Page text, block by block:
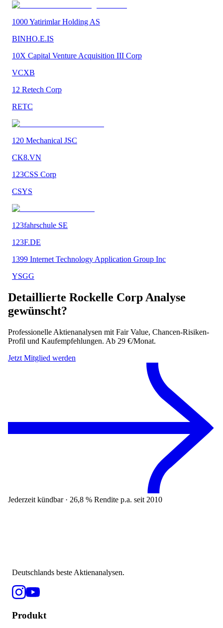
1000 Yatirimlar Holding AS
BINHO.E.IS
10X Capital Venture Acquisition III Corp
VCXB
12 Retech Corp
RETC
120 Mechanical JSC
CK8.VN
123CSS Corp
CSYS
123fahrschule SE
123F.DE
1399 Internet Technology Application Group Inc
YSGG
Detaillierte Rockelle CorpAnalyse
gewünscht?
Professionelle Aktienanalysen mit Fair Value, Chancen-Risiken-
Profil und Kaufempfehlungen. Ab 29 €/Monat.
Jetzt Mitglied werden
Jederzeit kündbar · 26,8 % Rendite p.a. seit 2010
Deutschlands beste Aktienanalysen.
Produkt